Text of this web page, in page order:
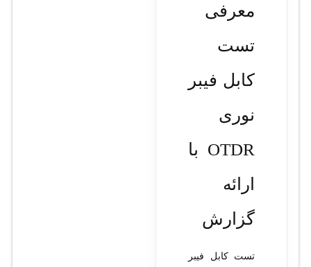
معرفی
تست
کابل فیبر
نوری
OTDR با
ارائه
گزارش
تست کابل فیبر